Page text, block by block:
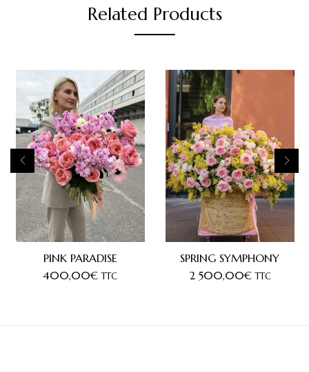
Related Products
PINK PARADISE
400,00€ TTC
SPRING SYMPHONY
2 500,00€ TTC